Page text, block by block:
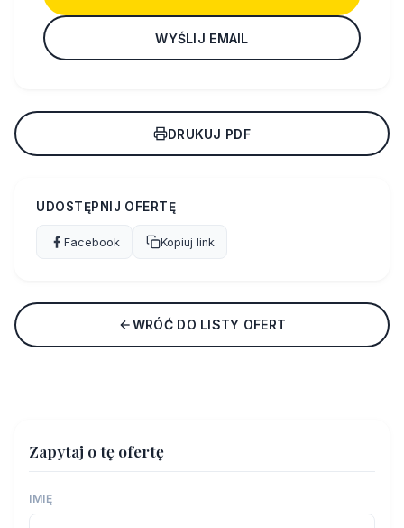
WYŚLIJ EMAIL
DRUKUJ PDF
UDOSTĘPNIJ OFERTĘ
Facebook Kopiuj link
WRÓĆ DO LISTY OFERT
Zapytaj o tę ofertę
IMIĘ